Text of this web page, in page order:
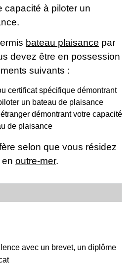
capacité à piloter un
bateau plaisance par
devez être en possession
suivants :
certificat spécifique démontrant
un bateau de plaisance
démontrant votre capacité
de plaisance
selon que vous résidez
outre-mer.
avec un brevet, un diplôme